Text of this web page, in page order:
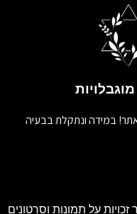
במידה ונתקלת בבעיה
על תמונות וסרטונים